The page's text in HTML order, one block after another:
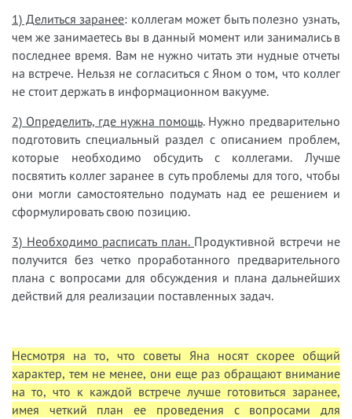
1) Делиться заранее: коллегам может быть полезно узнать,
чем же занимаетесь вы в данный момент или занимались в
последнее время. Вам не нужно читать эти нудные отчеты
на встрече. Нельзя не согласиться с Яном о том, что коллег
не стоит держать в информационном вакууме.
2) Определить, где нужна помощь. Нужно предварительно
подготовить специальный раздел с описанием проблем,
которые необходимо обсудить с коллегами. Лучше
посвятить коллег заранее в суть проблемы для того, чтобы
они могли самостоятельно подумать над ее решением и
сформулировать свою позицию.
3) Необходимо расписать план. Продуктивной встречи не
получится без четко проработанного предварительного
плана с вопросами для обсуждения и плана дальнейших
действий для реализации поставленных задач.
Несмотря на то, что советы Яна носят скорее общий
характер, тем не менее, они еще раз обращают внимание
на то, что к каждой встрече лучше готовиться заранее,
имея четкий план ее проведения с вопросами для